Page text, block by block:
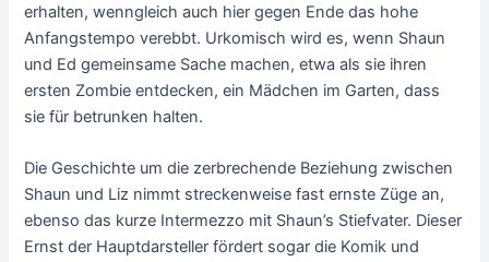
erhalten, wenngleich auch hier gegen Ende das hohe
Anfangstempo verebbt. Urkomisch wird es, wenn Shaun
und Ed gemeinsame Sache machen, etwa als sie ihren
ersten Zombie entdecken, ein Mädchen im Garten, dass
sie für betrunken halten.
Die Geschichte um die zerbrechende Beziehung zwischen
Shaun und Liz nimmt streckenweise fast ernste Züge an,
ebenso das kurze Intermezzo mit Shaun’s Stiefvater. Dieser
Ernst der Hauptdarsteller fördert sogar die Komik und